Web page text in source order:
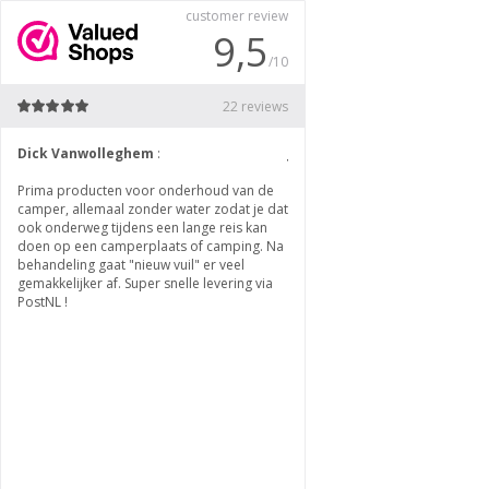
customer review
9,5/10
22 reviews
Dick Vanwolleghem :
Prima producten voor onderhoud van de
camper, allemaal zonder water zodat je dat
ook onderweg tijdens een lange reis kan
doen op een camperplaats of camping. Na
behandeling gaat "nieuw vuil" er veel
gemakkelijker af. Super snelle levering via
PostNL !